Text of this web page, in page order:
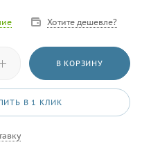
Хотите дешевле?
В КОРЗИНУ
В 1 КЛИК